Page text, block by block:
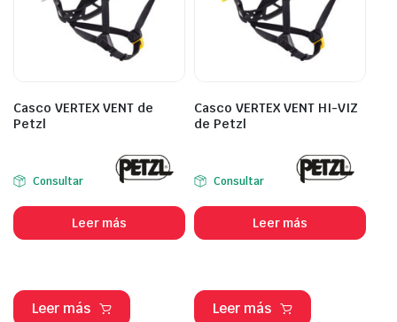
Casco VERTEX VENT de
Petzl
Consultar
Leer más
Leer más
Casco VERTEX VENT HI-VIZ
de Petzl
Consultar
Leer más
Leer más